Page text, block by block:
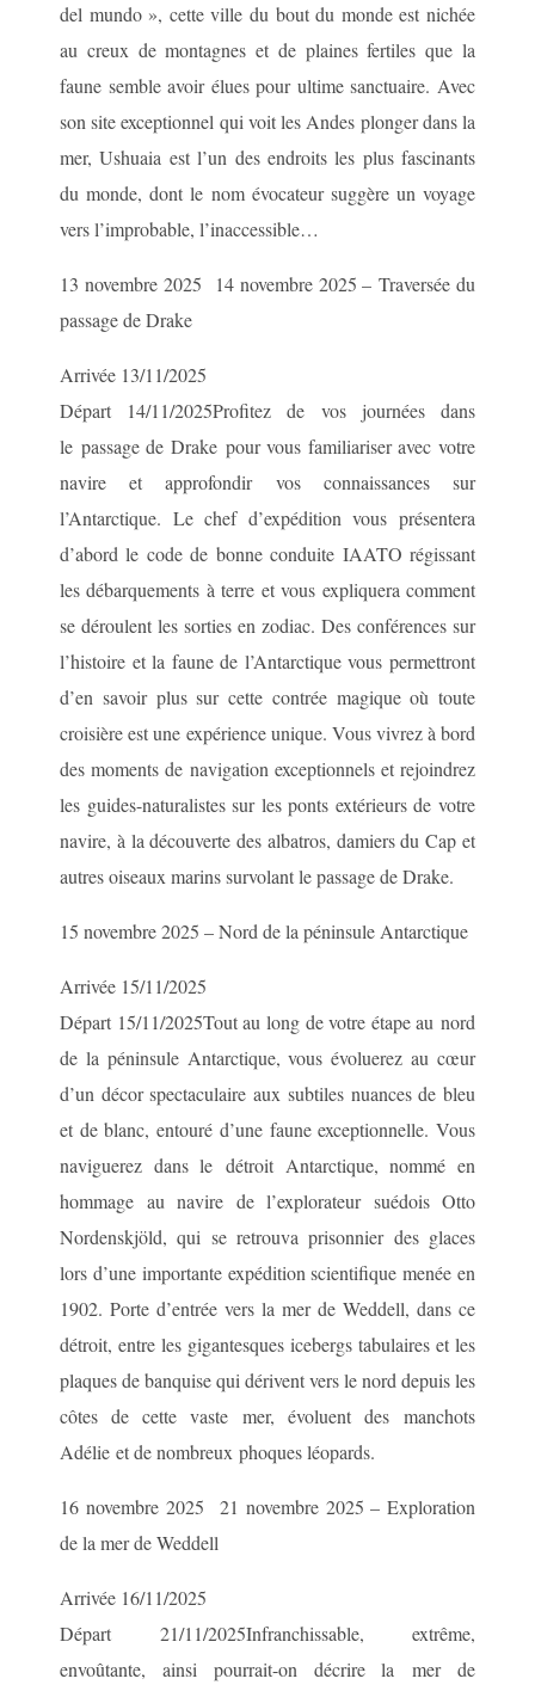
del mundo », cette ville du bout du monde est nichée
au creux de montagnes et de plaines fertiles que la
faune semble avoir élues pour ultime sanctuaire. Avec
son site exceptionnel qui voit les Andes plonger dans la
mer, Ushuaia est l’un des endroits les plus fascinants
du monde, dont le nom évocateur suggère un voyage
vers l’improbable, l’inaccessible…
13 novembre 2025 14 novembre 2025 – Traversée du
passage de Drake
Arrivée 13/11/2025
Départ 14/11/2025Profitez de vos journées dans
le passage de Drake pour vous familiariser avec votre
navire et approfondir vos connaissances sur
l’Antarctique. Le chef d’expédition vous présentera
d’abord le code de bonne conduite IAATO régissant
les débarquements à terre et vous expliquera comment
se déroulent les sorties en zodiac. Des conférences sur
l’histoire et la faune de l’Antarctique vous permettront
d’en savoir plus sur cette contrée magique où toute
croisière est une expérience unique. Vous vivrez à bord
des moments de navigation exceptionnels et rejoindrez
les guides-naturalistes sur les ponts extérieurs de votre
navire, à la découverte des albatros, damiers du Cap et
autres oiseaux marins survolant le passage de Drake.
15 novembre 2025 – Nord de la péninsule Antarctique
Arrivée 15/11/2025
Départ 15/11/2025Tout au long de votre étape au nord
de la péninsule Antarctique, vous évoluerez au cœur
d’un décor spectaculaire aux subtiles nuances de bleu
et de blanc, entouré d’une faune exceptionnelle. Vous
naviguerez dans le détroit Antarctique, nommé en
hommage au navire de l’explorateur suédois Otto
Nordenskjöld, qui se retrouva prisonnier des glaces
lors d’une importante expédition scientifique menée en
1902. Porte d’entrée vers la mer de Weddell, dans ce
détroit, entre les gigantesques icebergs tabulaires et les
plaques de banquise qui dérivent vers le nord depuis les
côtes de cette vaste mer, évoluent des manchots
Adélie et de nombreux phoques léopards.
16 novembre 2025 21 novembre 2025 – Exploration
de la mer de Weddell
Arrivée 16/11/2025
Départ 21/11/2025Infranchissable, extrême,
envoûtante, ainsi pourrait-on décrire la mer de